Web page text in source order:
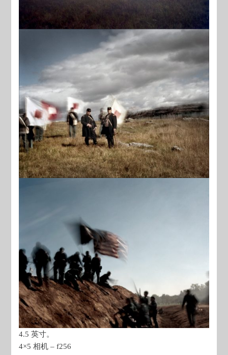
4.5 英寸。
4×5 相机 – f256